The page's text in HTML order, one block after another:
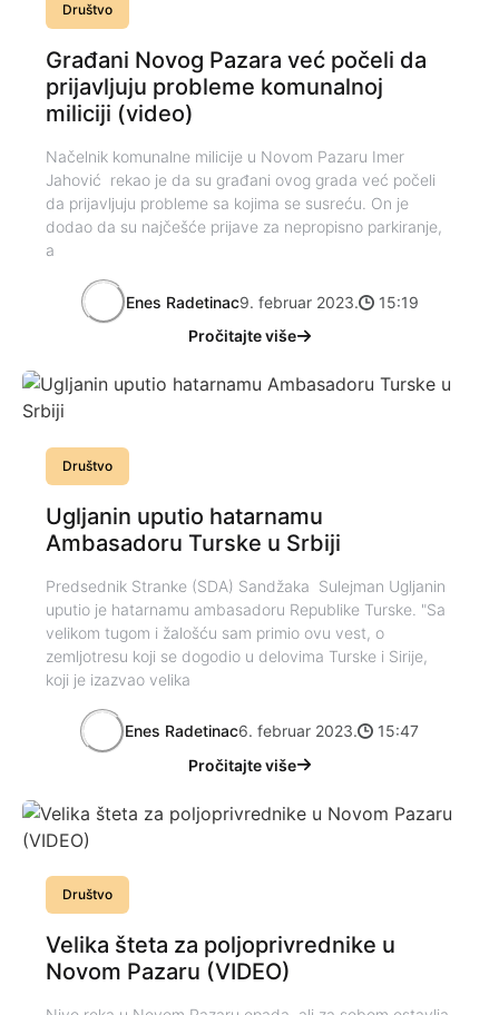
Društvo
Građani Novog Pazara već počeli da
prijavljuju probleme komunalnoj
miliciji (video)
Načelnik komunalne milicije u Novom Pazaru Imer
Jahović rekao je da su građani ovog grada već počeli
da prijavljuju probleme sa kojima se susreću. On je
dodao da su najčešće prijave za nepropisno parkiranje,
a
Enes Radetinac9. februar 2023.
15:19
Pročitajte više
Društvo
Ugljanin uputio hatarnamu
Ambasadoru Turske u Srbiji
Predsednik Stranke (SDA) Sandžaka Sulejman Ugljanin
uputio je hatarnamu ambasadoru Republike Turske. "Sa
velikom tugom i žalošću sam primio ovu vest, o
zemljotresu koji se dogodio u delovima Turske i Sirije,
koji je izazvao velika
Enes Radetinac6. februar 2023.
15:47
Pročitajte više
Društvo
Velika šteta za poljoprivrednike u
Novom Pazaru (VIDEO)